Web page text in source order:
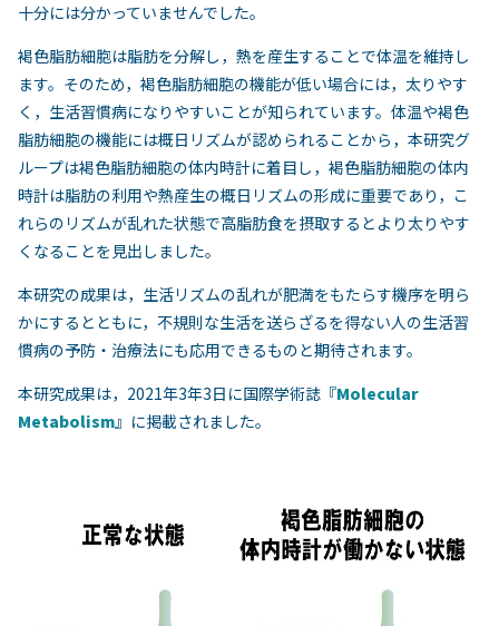
十分には分かっていませんでした。
褐色脂肪細胞は脂肪を分解し，熱を産生することで体温を維持し
ます。そのため，褐色脂肪細胞の機能が低い場合には，太りやす
く，生活習慣病になりやすいことが知られています。体温や褐色
脂肪細胞の機能には概日リズムが認められることから，本研究グ
ループは褐色脂肪細胞の体内時計に着目し，褐色脂肪細胞の体内
時計は脂肪の利用や熱産生の概日リズムの形成に重要であり，こ
れらのリズムが乱れた状態で高脂肪食を摂取するとより太りやす
くなることを見出しました。
本研究の成果は，生活リズムの乱れが肥満をもたらす機序を明ら
かにするとともに，不規則な生活を送らざるを得ない人の生活習
慣病の予防・治療法にも応用できるものと期待されます。
本研究成果は，2021年3年3日に国際学術誌『Molecular
Metabolism』に掲載されました。